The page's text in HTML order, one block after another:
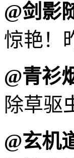
@剑影
惊艳！
@青衫
除草驱
@玄机